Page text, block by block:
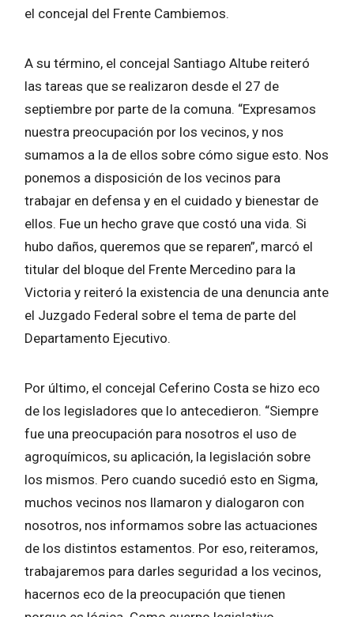
el concejal del Frente Cambiemos.
A su término, el concejal Santiago Altube reiteró
las tareas que se realizaron desde el 27 de
septiembre por parte de la comuna. “Expresamos
nuestra preocupación por los vecinos, y nos
sumamos a la de ellos sobre cómo sigue esto. Nos
ponemos a disposición de los vecinos para
trabajar en defensa y en el cuidado y bienestar de
ellos. Fue un hecho grave que costó una vida. Si
hubo daños, queremos que se reparen”, marcó el
titular del bloque del Frente Mercedino para la
Victoria y reiteró la existencia de una denuncia ante
el Juzgado Federal sobre el tema de parte del
Departamento Ejecutivo.
Por último, el concejal Ceferino Costa se hizo eco
de los legisladores que lo antecedieron. “Siempre
fue una preocupación para nosotros el uso de
agroquímicos, su aplicación, la legislación sobre
los mismos. Pero cuando sucedió esto en Sigma,
muchos vecinos nos llamaron y dialogaron con
nosotros, nos informamos sobre las actuaciones
de los distintos estamentos. Por eso, reiteramos,
trabajaremos para darles seguridad a los vecinos,
hacernos eco de la preocupación que tienen